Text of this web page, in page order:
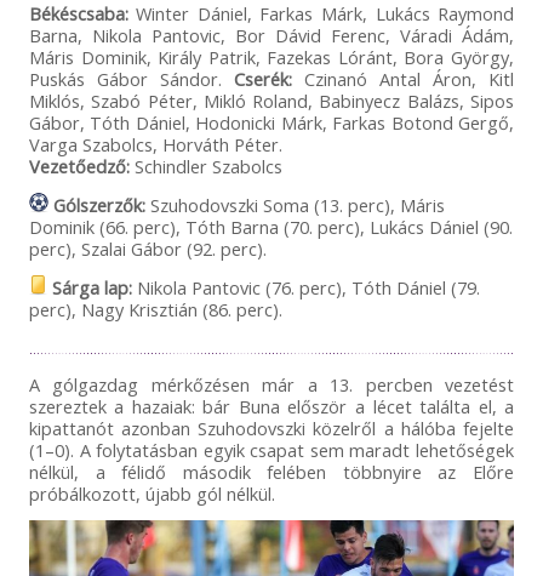
Békéscsaba:Winter Dániel, Farkas Márk, Lukács Raymond
Barna, Nikola Pantovic, Bor Dávid Ferenc, Váradi Ádám,
Máris Dominik, Király Patrik, Fazekas Lóránt, Bora György,
Puskás Gábor Sándor. Cserék: Czinanó Antal Áron, Kitl
Miklós, Szabó Péter, Mikló Roland, Babinyecz Balázs, Sipos
Gábor, Tóth Dániel, Hodonicki Márk, Farkas Botond Gergő,
Varga Szabolcs, Horváth Péter.
Vezetőedző:Schindler Szabolcs
Gólszerzők:Szuhodovszki Soma (13. perc), Máris
Dominik (66. perc), Tóth Barna (70. perc), Lukács Dániel (90.
perc), Szalai Gábor (92. perc).
Sárga lap:Nikola Pantovic (76. perc), Tóth Dániel (79.
perc), Nagy Krisztián (86. perc).
A gólgazdag mérkőzésen már a 13. percben vezetést
szereztek a hazaiak: bár Buna először a lécet találta el, a
kipattanót azonban Szuhodovszki közelről a hálóba fejelte
(1–0). A folytatásban egyik csapat sem maradt lehetőségek
nélkül, a félidő második felében többnyire az Előre
próbálkozott, újabb gól nélkül.